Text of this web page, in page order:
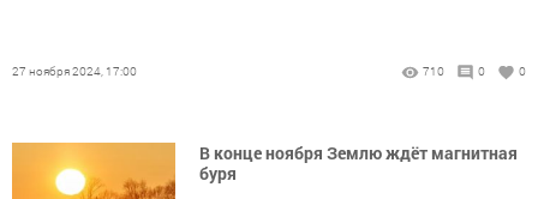
27 ноября 2024, 17:00 710 0 0
В конце ноября Землю ждёт магнитная
буря